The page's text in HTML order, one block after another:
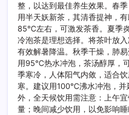
整，以达到最佳养生效果。春
用半天妖新茶，其清香提神，
85℃左右，可激发茶香。夏季
冷泡茶是理想选择。将茶叶放
有效解暑降温。秋季干燥，肺
用95℃热水冲泡，茶汤醇厚，
季寒冷，人体阳气内敛，适合
寒。建议用100℃沸水冲泡，并
外，全天候饮用需注意：上午
量；晚间减少饮用，以免影响